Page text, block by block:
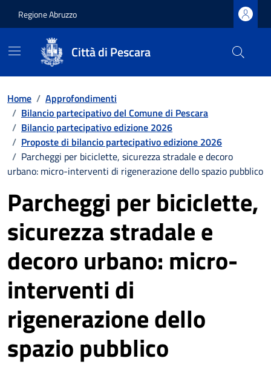
Regione Abruzzo
Città di Pescara
Home / Approfondimenti
/ Bilancio partecipativo del Comune di Pescara
/ Bilancio partecipativo edizione 2026
/ Proposte di bilancio partecipativo edizione 2026
/ Parcheggi per biciclette, sicurezza stradale e decoro
urbano: micro-interventi di rigenerazione dello spazio pubblico
Parcheggi per biciclette,
sicurezza stradale e
decoro urbano: micro-
interventi di
rigenerazione dello
spazio pubblico